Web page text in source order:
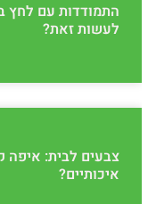
התמודדות עם לחץ
לעשות זאת?
צבעים לבית: איפה
איכותיים?